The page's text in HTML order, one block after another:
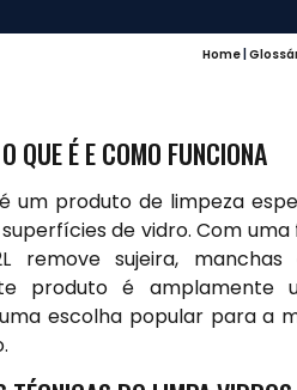
Home|
QUE É E COMO FUNCIONA
um produto de limpeza
de vidro. Com
remove sujeira,
produto é amplamente
escolha popular para a